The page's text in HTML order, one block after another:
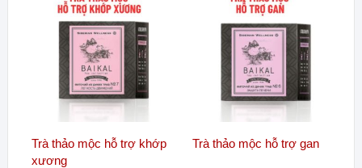
Trà thảo mộc hỗ trợ khớp
xương
Trà thảo mộc hỗ trợ gan